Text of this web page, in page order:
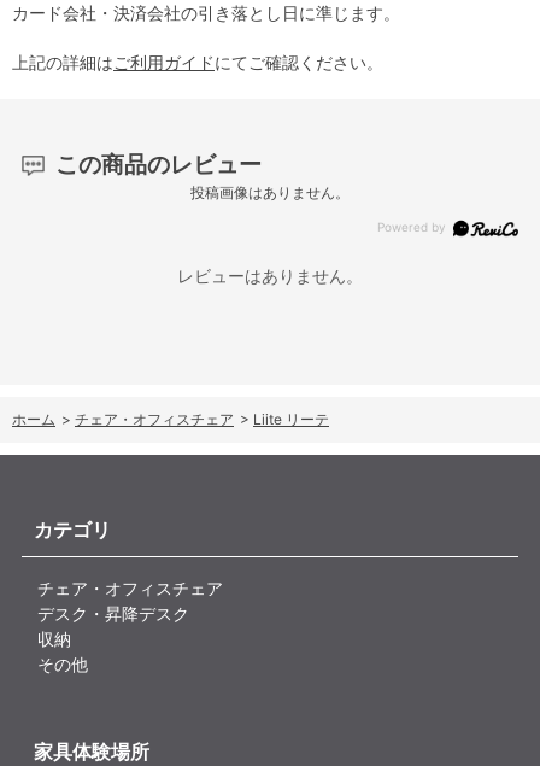
カード会社・決済会社の引き落とし日に準じます。
上記の詳細はご利用ガイドにてご確認ください。
この商品のレビュー
投稿画像はありません。
レビューはありません。
ホーム > チェア・オフィスチェア > Liite リーテ
カテゴリ
チェア・オフィスチェア
デスク・昇降デスク
収納
その他
家具体験場所